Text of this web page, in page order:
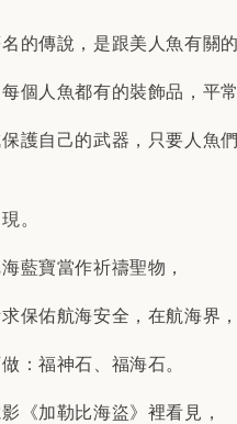
的傳說，是跟美人魚有關的
個人魚都有的裝飾品，平
護自己的武器，只要人魚
。
藍寶當作祈禱聖物，
保佑航海安全，在航海界，
：福神石、福海石。
《加勒比海盜》裡看見，